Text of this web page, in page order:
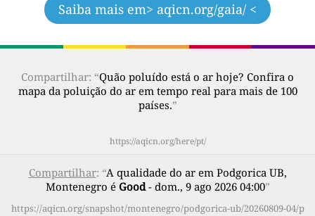
Saiba mais em> aqicn.org/gaia/ <
Compartilhar: “Quão poluído está o ar hoje? Confira o
mapa da poluição do ar em tempo real para mais de 100
países.”
https://aqicn.org/here/pt/
Compartilhar: “A qualidade do ar em Podgorica UB,
Montenegro é Good- dom., 9 ago 2026 04:00”
https://aqicn.org/snapshot/montenegro/podgorica-ub/20260809-04/p